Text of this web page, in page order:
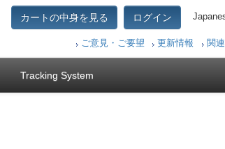
カートの中身を見る ログイン
ご意見・ご要望 更新情報 関
Tracking System